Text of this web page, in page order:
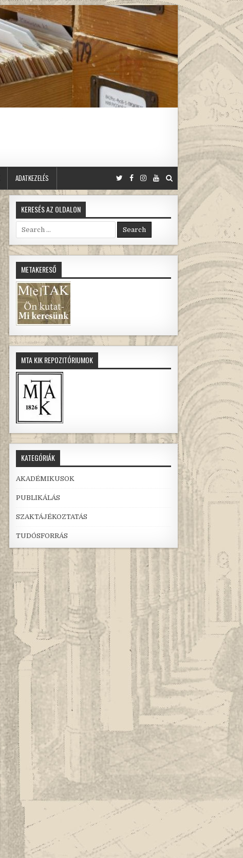
ADATKEZELÉS
KERESÉS AZ OLDALON
Search
for:
METAKERESŐ
MTA KIK REPOZITÓRIUMOK
KATEGÓRIÁK
AKADÉMIKUSOK
PUBLIKÁLÁS
SZAKTÁJÉKOZTATÁS
TUDÓSFORRÁS